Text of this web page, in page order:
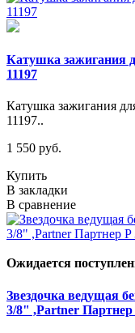
Катушка зажигания
11197
Катушка зажигания
11197..
1 550 руб.
Купить
В закладки
В сравнение
Ожидается
Звездочка ведущая
3/8" ,Partner Партнер